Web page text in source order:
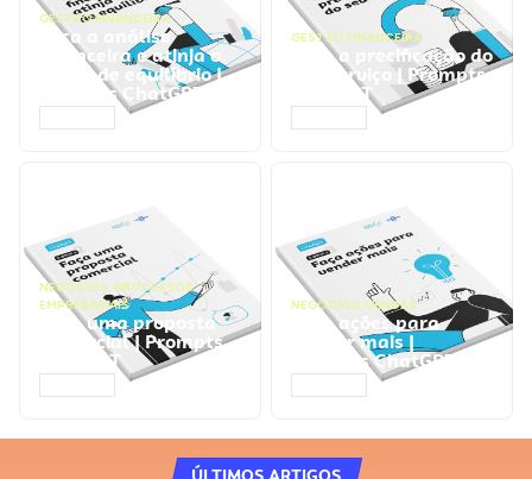
GESTÃO FINANCEIRA
Faça a análise
financeira e atinja o
ponto de equilíbrio |
Prompts ChatGPT
GESTÃO FINANCEIRA
Faça a precificação do
seu serviço | Prompts
ChatGPT
NEGÓCIOS, PROCESSOS
EMPRESARIAIS
Faça uma proposta
comercial | Prompts
ChatGPT
NEGÓCIOS, VENDAS
Faça ações para
vender mais |
Prompts ChatGPT